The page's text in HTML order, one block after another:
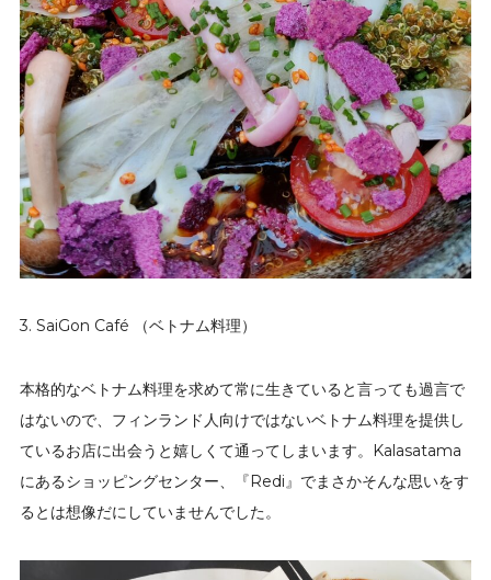
3. SaiGon Café （ベトナム料理）
本格的なベトナム料理を求めて常に生きていると言っても過言で
はないので、フィンランド人向けではないベトナム料理を提供し
ているお店に出会うと嬉しくて通ってしまいます。Kalasatama
にあるショッピングセンター、『Redi』でまさかそんな思いをす
るとは想像だにしていませんでした。